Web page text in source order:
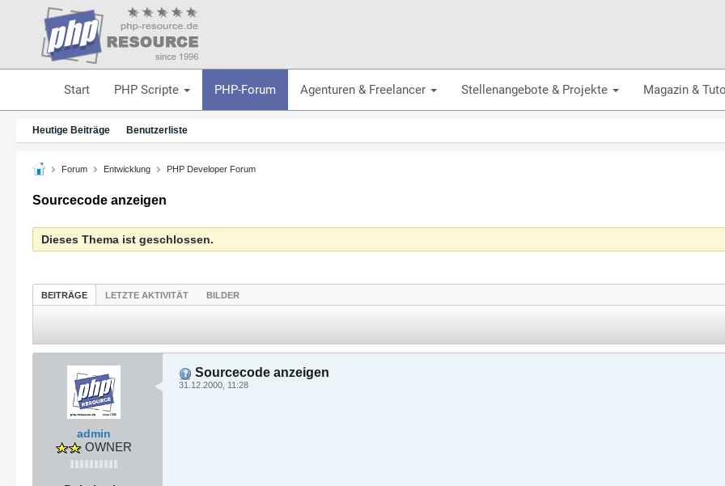
Start PHP Scripte PHP-Forum Agenturen & Freelancer Stellenangebote & Projekte Magazin &
Heutige Beiträge Benutzerliste
Forum Entwicklung PHP Developer Forum
Sourcecode anzeigen
Dieses Thema ist geschlossen.
BEITRÄGE LETZTE AKTIVITÄT BILDER
admin
OWNER
Sourcecode anzeigen
31.12.2000, 11:28